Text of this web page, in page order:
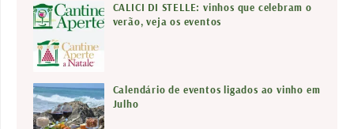
CALICI DI STELLE: vinhos que celebram o
verão, veja os eventos
Calendário de eventos ligados ao vinho em
Julho